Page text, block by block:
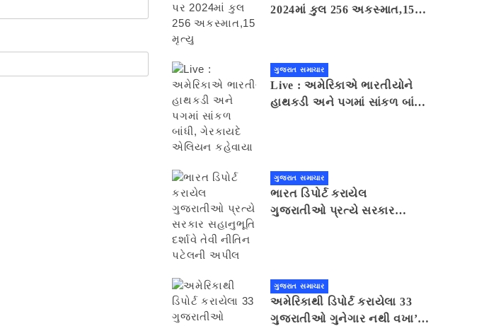
2024માં કુલ 256 અકસ્માત,15
ગુજરાત સમાચાર
Live : અમેરિકાએ ભારતીયોને
હાથકડી અને પગમાં સાંકળ બાંધી,
ગુજરાત સમાચાર
ભારત ડિપોર્ટ કરાયેલ
ગુજરાતીઓ પ્રત્યે સરકાર
ગુજરાત સમાચાર
અમેરિકાથી ડિપોર્ટ કરાયેલા 33
ગુજરાતીઓ ગુનેગાર નથી વખા’ના